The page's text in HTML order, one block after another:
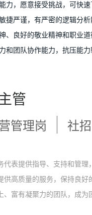
力，愿意接受挑战，可快
捷严谨，有严密的逻辑分析
、良好的敬业精神和职业
和团队协作能力，抗压能力
管
管理岗 社招
代表提供指导、支持和管理
供高质量的服务，保持良好
、富有凝聚力的团队，成